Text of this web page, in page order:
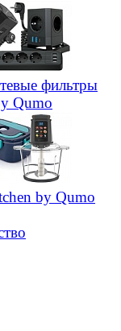
фильтры
Qumo
by Qumo